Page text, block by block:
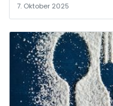
7. Oktober 2025